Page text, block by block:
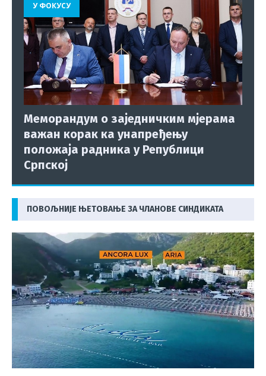
У ФОКУСУ
Меморандум о заједничким мјерама
важан корак ка унапређењу
положаја радника у Републици
Српској
ПОВОЉНИЈЕ ЊЕТОВАЊЕ ЗА ЧЛАНОВЕ СИНДИКАТА